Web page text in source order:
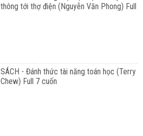
thông tới thợ điện (Nguyễn Văn Phong) Full
SÁCH - Đánh thức tài năng toán học (Terry
Chew) Full 7 cuốn